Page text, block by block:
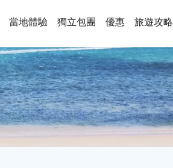
當地體驗 獨立包團 優惠 旅遊攻略